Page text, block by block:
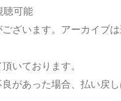
聴可能
ざいます。アーカイブ
いております。
があった場合、払い戻